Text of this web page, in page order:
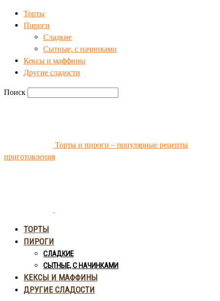
Торты
Пироги
Сладкие
Сытные, с начинками
Кексы и маффины
Другие сладости
Поиск
Торты и пироги – популярные рецепты
приготовления
ТОРТЫ
ПИРОГИ
СЛАДКИЕ
СЫТНЫЕ, С НАЧИНКАМИ
КЕКСЫ И МАФФИНЫ
ДРУГИЕ СЛАДОСТИ